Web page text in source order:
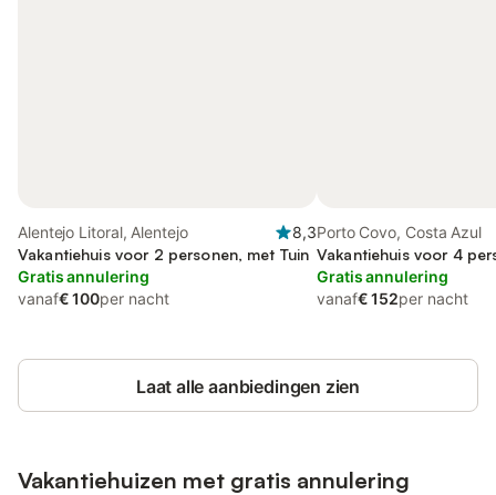
Alentejo Litoral, Alentejo
8,3
Vakantiehuis voor 2 personen, met Tuin
Gratis annulering
vanaf€ 100per nacht
Porto Covo, Costa Azul
Vakantiehuis voor 4
Gratis annulering
vanaf€ 152per nacht
Laat alle aanbiedingen zien
Vakantiehuizen met gratis annulering